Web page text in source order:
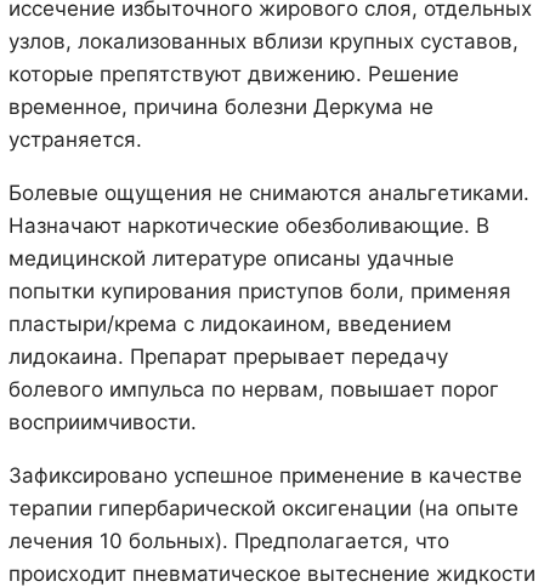
иссечение избыточного жирового слоя, отдельных
узлов, локализованных вблизи крупных суставов,
которые препятствуют движению. Решение
временное, причина болезни Деркума не
устраняется.
Болевые ощущения не снимаются анальгетиками.
Назначают наркотические обезболивающие. В
медицинской литературе описаны удачные
попытки купирования приступов боли, применяя
пластыри/крема с лидокаином, введением
лидокаина. Препарат прерывает передачу
болевого импульса по нервам, повышает порог
восприимчивости.
Зафиксировано успешное применение в качестве
терапии гипербарической оксигенации (на опыте
лечения 10 больных). Предполагается, что
происходит пневматическое вытеснение жидкости